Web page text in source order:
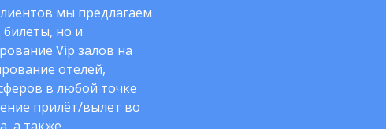
мы предлагаем
но и
Vip залов на
отелей,
в любой точке
прилёт/вылет во